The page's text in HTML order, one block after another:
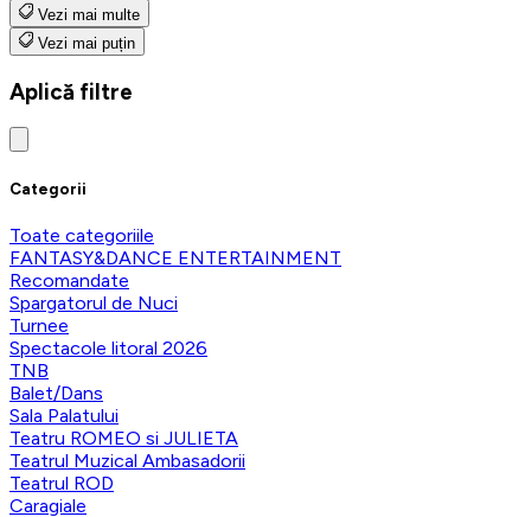
Vezi mai multe
Vezi mai puțin
Aplică filtre
Categorii
Toate categoriile
FANTASY&DANCE ENTERTAINMENT
Recomandate
Spargatorul de Nuci
Turnee
Spectacole litoral 2026
TNB
Balet/Dans
Sala Palatului
Teatru ROMEO si JULIETA
Teatrul Muzical Ambasadorii
Teatrul ROD
Caragiale